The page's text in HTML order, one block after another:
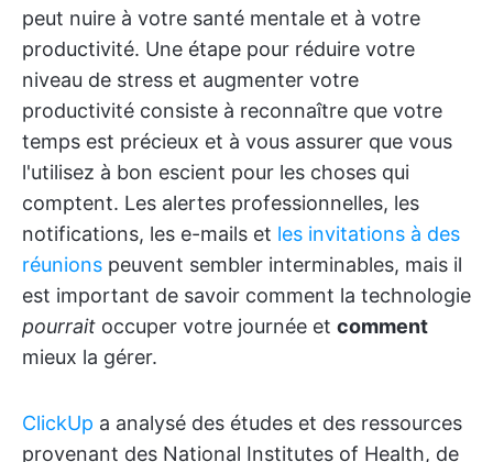
peut nuire à votre santé mentale et à votre
productivité. Une étape pour réduire votre
niveau de stress et augmenter votre
productivité consiste à reconnaître que votre
temps est précieux et à vous assurer que vous
l'utilisez à bon escient pour les choses qui
comptent. Les alertes professionnelles, les
notifications, les e-mails et les invitations à des
réunions peuvent sembler interminables, mais il
est important de savoir comment la technologie
pourrait occuper votre journée et comment
mieux la gérer.
ClickUp a analysé des études et des ressources
provenant des National Institutes of Health, de